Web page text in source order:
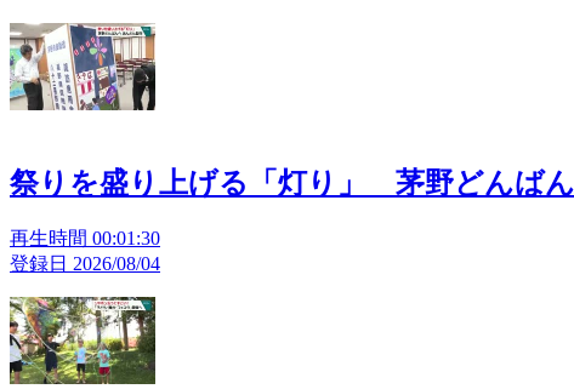
祭りを盛り上げる「灯り」 茅野どん
再生時間 00:01:30
登録日 2026/08/04